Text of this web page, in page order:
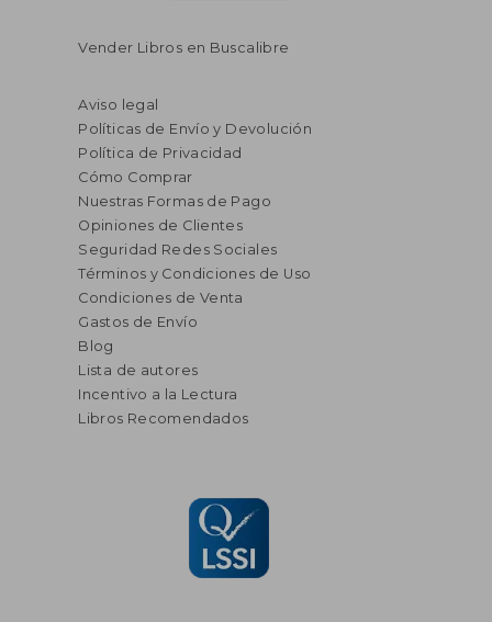
Vender Libros en Buscalibre
Aviso legal
Políticas de Envío y Devolución
Política de Privacidad
Cómo Comprar
Nuestras Formas de Pago
Opiniones de Clientes
Seguridad Redes Sociales
Términos y Condiciones de Uso
Condiciones de Venta
Gastos de Envío
Blog
Lista de autores
Incentivo a la Lectura
Libros Recomendados